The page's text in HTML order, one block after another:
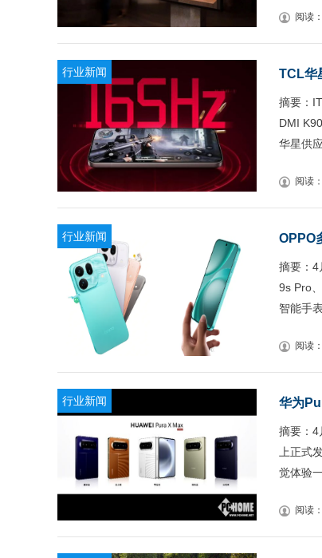
阅读
行业新闻 TCL华
摘要：
DMI
华星供应
阅读
行业新闻 OPPO
摘要：4
9s Pro
智能手
阅读
行业新闻 华为
摘要：4
上正式
觉体验
阅读